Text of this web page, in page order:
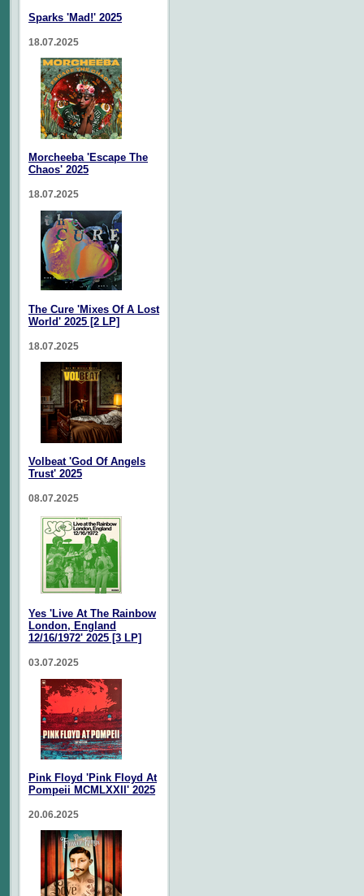
Sparks 'Mad!' 2025
18.07.2025
Morcheeba 'Escape The
Chaos' 2025
18.07.2025
The Cure 'Mixes Of A Lost
World' 2025 [2 LP]
18.07.2025
Volbeat 'God Of Angels
Trust' 2025
08.07.2025
Yes 'Live At The Rainbow
London, England
12/16/1972' 2025 [3 LP]
03.07.2025
Pink Floyd 'Pink Floyd At
Pompeii MCMLXXII' 2025
20.06.2025